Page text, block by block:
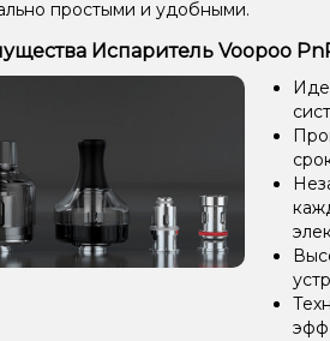
простыми и удобными.
Испаритель Voopoo